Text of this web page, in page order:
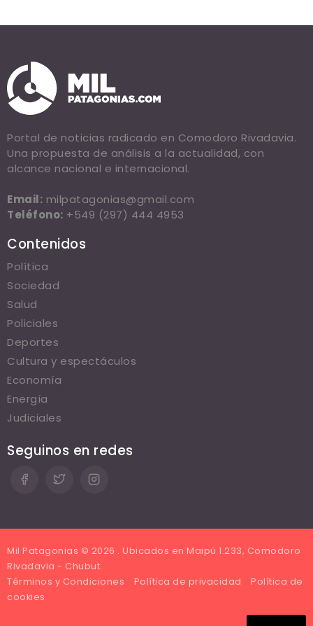
Portal de noticias radicado en Comodoro Rivadavia.
Una propuesta de análisis a la actualidad, con
alcance nacional e internacional.
Email: milpatagonias@gmail.com
Teléfono: +549 (297) 444 4953
Contenidos
Política
Sociedad
Salud
Policiales
Deportes
Cultura y espectáculos
Economía
Energía
Judiciales
Seguinos en redes
Mil Patagonias © 2026 . Ubicados en Maipú 1.233, Comodoro
Rivadavia - Chubut.
Términos y Condiciones
Política de privacidad
Política de
cookies